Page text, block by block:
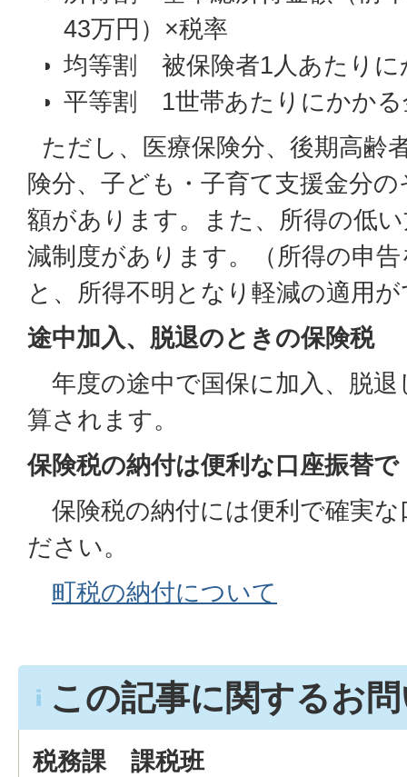
43万円）×税率
均等割 被保険者1人あたりに
平等割 1世帯あたりにかかる
ただし、医療保険分、後期高齢
険分、子ども・子育て支援金分
額があります。また、所得の低
減制度があります。（所得の申
と、所得不明となり軽減の適用
途中加入、脱退のときの保険税
年度の途中で国保に加入、脱退
算されます。
保険税の納付は便利な口座振替で
保険税の納付には便利で確実な
ださい。
町税の納付について
この記事に関するお
税務課 課税班